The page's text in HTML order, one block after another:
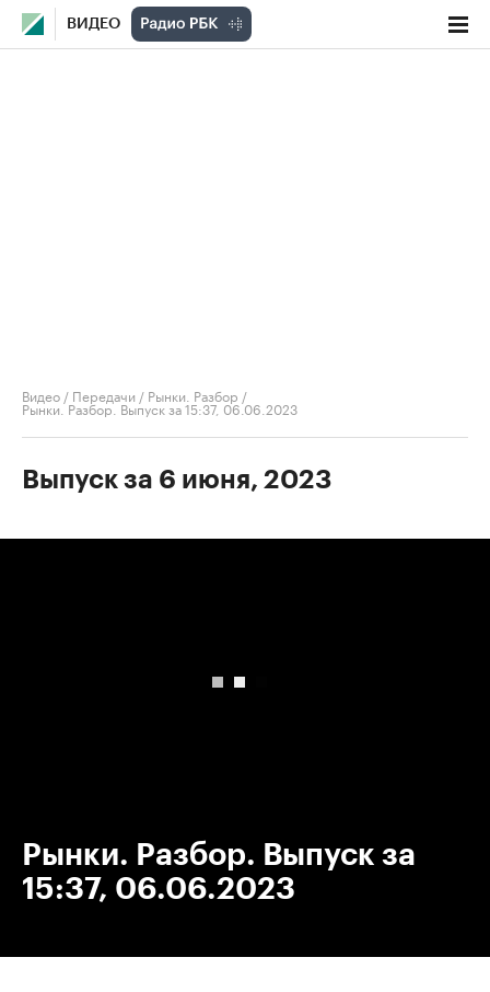
ВИДЕО
Видео / Передачи / Рынки. Разбор /
Рынки. Разбор. Выпуск за 15:37, 06.06.2023
Выпуск за 6 июня, 2023
Рынки. Разбор. Выпуск за
15:37, 06.06.2023